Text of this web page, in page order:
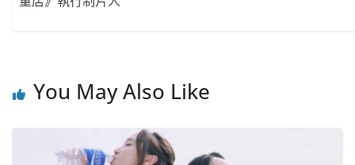
You May Also Like